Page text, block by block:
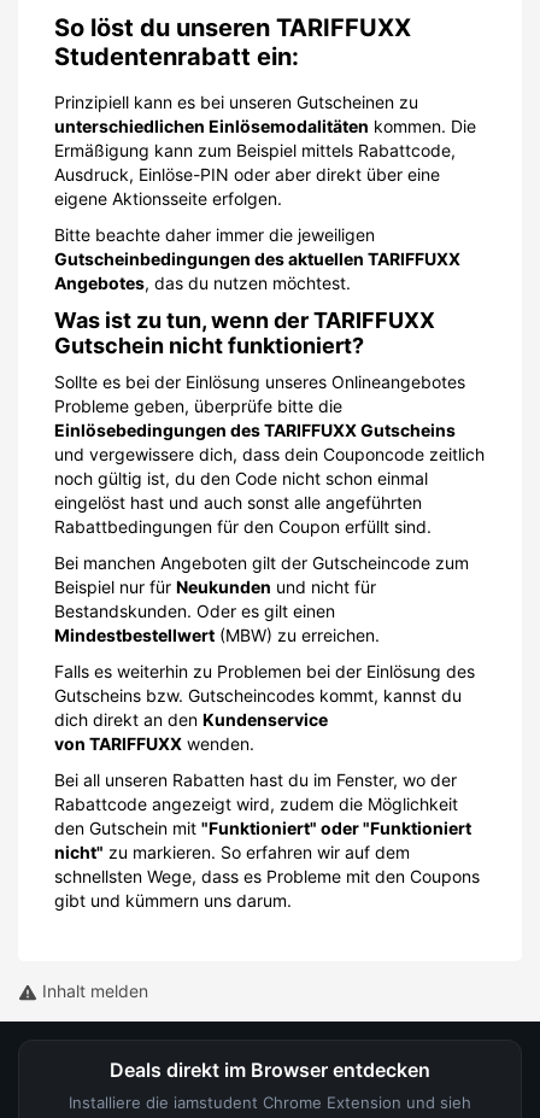
So löst du unseren TARIFFUXX
Studentenrabatt ein:
Prinzipiell kann es bei unseren Gutscheinen zu
unterschiedlichen Einlösemodalitäten kommen. Die
Ermäßigung kann zum Beispiel mittels Rabattcode,
Ausdruck, Einlöse-PIN oder aber direkt über eine
eigene Aktionsseite erfolgen.
Bitte beachte daher immer die jeweiligen
Gutscheinbedingungen des aktuellen TARIFFUXX
Angebotes, das du nutzen möchtest.
Was ist zu tun, wenn der TARIFFUXX
Gutschein nicht funktioniert?
Sollte es bei der Einlösung unseres Onlineangebotes
Probleme geben, überprüfe bitte die
Einlösebedingungen des TARIFFUXX Gutscheins
und vergewissere dich, dass dein Couponcode zeitlich
noch gültig ist, du den Code nicht schon einmal
eingelöst hast und auch sonst alle angeführten
Rabattbedingungen für den Coupon erfüllt sind.
Bei manchen Angeboten gilt der Gutscheincode zum
Beispiel nur für Neukunden und nicht für
Bestandskunden. Oder es gilt einen
Mindestbestellwert (MBW) zu erreichen.
Falls es weiterhin zu Problemen bei der Einlösung des
Gutscheins bzw. Gutscheincodes kommt, kannst du
dich direkt an den Kundenservice
von TARIFFUXX wenden.
Bei all unseren Rabatten hast du im Fenster, wo der
Rabattcode angezeigt wird, zudem die Möglichkeit
den Gutschein mit "Funktioniert" oder "Funktioniert
nicht" zu markieren. So erfahren wir auf dem
schnellsten Wege, dass es Probleme mit den Coupons
gibt und kümmern uns darum.
Inhalt melden
Deals direkt im Browser entdecken
Installiere die iamstudent Chrome Extension und sieh